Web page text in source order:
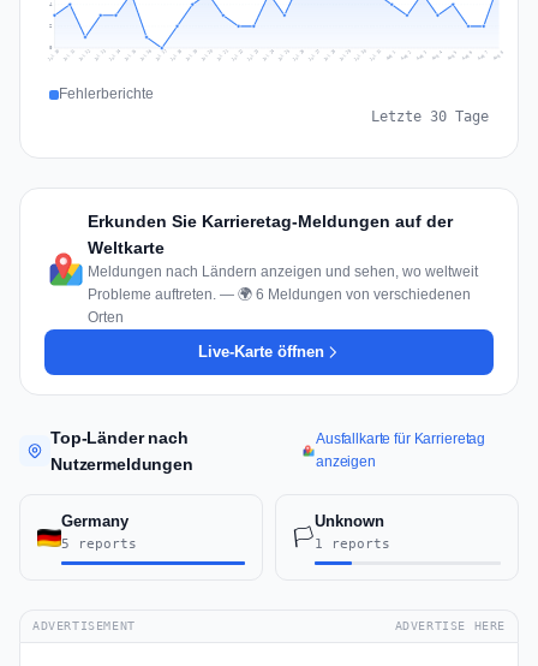
2
4
Jul 10 Jul 11 Jul 12 Jul 13 Jul 14 Jul 15 Jul 16 Jul 17 Jul 18 Jul 19 Jul 20 Jul 21 Jul 22 Jul 23 Jul 24 Jul 25 Jul 26 Jul 27 Jul 28 Jul 29 Jul 30 Jul 31 Aug 1 Aug 2 Aug 3 Aug 4 Aug 5 Aug 6 Aug 7 Aug 8
Fehlerberichte
Letzte 30 Tage
Erkunden Sie Karrieretag-Meldungen auf der
Weltkarte
Meldungen nach Ländern anzeigen und sehen, wo weltweit
Probleme auftreten. — 🌍 6 Meldungen von verschiedenen
Orten
Live-Karte öffnen
Top-Länder nach
Nutzermeldungen
Ausfallkarte für Karrieretag
anzeigen
Germany
5 reports 🏳️
Unknown
1 reports
ADVERTISEMENT ADVERTISE HERE